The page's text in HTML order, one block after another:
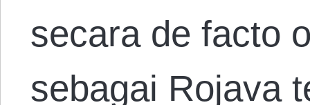
secara de facto
sebagai Rojava